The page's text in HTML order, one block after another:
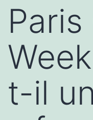
t-il